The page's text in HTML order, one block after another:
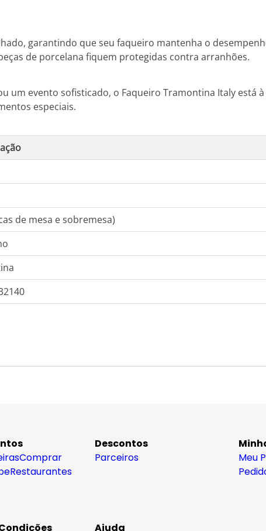
garantindo que seu faqueiro mantenha o
de porcelana fiquem protegidas contra arranhões.
um evento sofisticado, o Faqueiro Tramontina Italy está
especiais.
de mesa e sobremesa)
Comprar
Restaurantes
Descontos
Parceiros
Meu
Ajuda